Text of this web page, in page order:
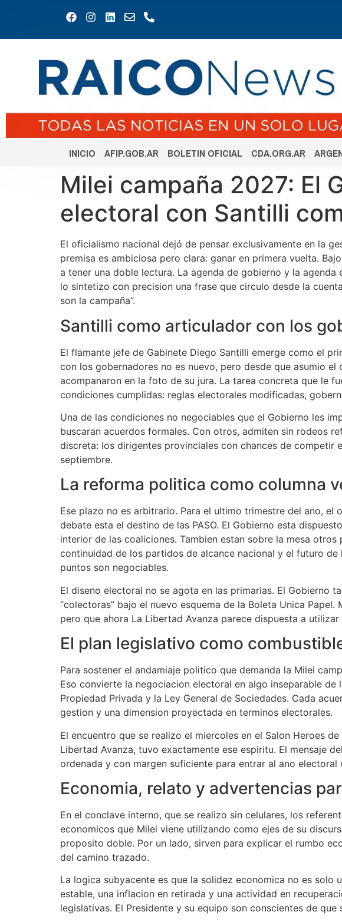
INICIO AFIP.GOB.AR BOLETIN OFICIAL CDA.ORG.AR
Milei campaña 2027: El
electoral con Santilli
El oficialismo nacional dejó de pensar exclusivamente en la
premisa es ambiciosa pero clara: ganar en primera vuelta.
a tener una doble lectura. La agenda de gobierno y la
lo sintetizo con precision una frase que circulo desde la
son la campaña”.
Santilli como articulador con los
El flamante jefe de Gabinete Diego Santilli emerge como el
con los gobernadores no es nuevo, pero desde que asumio
acompanaron en la foto de su jura. La tarea concreta que le
condiciones cumplidas: reglas electorales modificadas,
Una de las condiciones no negociables que el Gobierno les
buscaran acuerdos formales. Con otros, admiten sin rodeos
discreta: los dirigentes provinciales con chances de
septiembre.
La reforma politica como columna
Ese plazo no es arbitrario. Para el ultimo trimestre del ano,
debate esta el destino de las PASO. El Gobierno esta
interior de las coaliciones. Tambien estan sobre la mesa
continuidad de los partidos de alcance nacional y el futuro de
puntos son negociables.
El diseno electoral no se agota en las primarias. El Gobierno
“colectoras” bajo el nuevo esquema de la Boleta Unica
pero que ahora La Libertad Avanza parece dispuesta a
El plan legislativo como
Para sostener el andamiaje politico que demanda la Milei
Eso convierte la negociacion electoral en algo inseparable
Propiedad Privada y la Ley General de Sociedades. Cada
gestion y una dimension proyectada en terminos electorales.
El encuentro que se realizo el miercoles en el Salon Heroes
Libertad Avanza, tuvo exactamente ese espiritu. El mensaje
ordenada y con margen suficiente para entrar al ano
Economia, relato y advertencias
En el conclave interno, que se realizo sin celulares, los
economicos que Milei viene utilizando como ejes de su
proposito doble. Por un lado, sirven para explicar el rumbo
del camino trazado.
La logica subyacente es que la solidez economica no es
estable, una inflacion en retirada y una actividad en
legislativas. El Presidente y su equipo son conscientes de